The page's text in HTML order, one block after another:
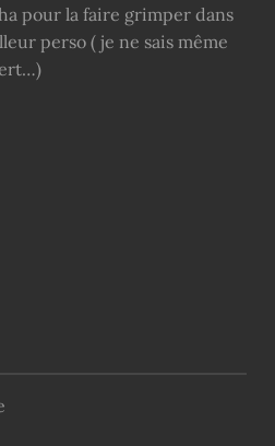
pour la faire grimper dans
perso ( je ne sais même